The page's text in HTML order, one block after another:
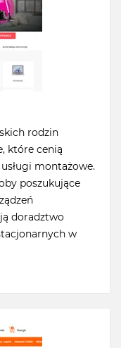
rodzin
które cenią
montażowe.
poszukujące
doradztwo
w